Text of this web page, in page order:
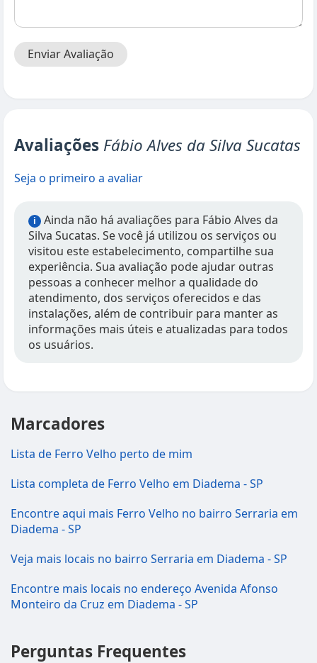
Enviar Avaliação
Avaliações Fábio Alves da Silva Sucatas
Seja o primeiro a avaliar
i
Ainda não há avaliações para Fábio Alves da
Silva Sucatas. Se você já utilizou os serviços ou
visitou este estabelecimento, compartilhe sua
experiência. Sua avaliação pode ajudar outras
pessoas a conhecer melhor a qualidade do
atendimento, dos serviços oferecidos e das
instalações, além de contribuir para manter as
informações mais úteis e atualizadas para todos
os usuários.
Marcadores
Lista de Ferro Velho perto de mim
Lista completa de Ferro Velho em Diadema - SP
Encontre aqui mais Ferro Velho no bairro Serraria em
Diadema - SP
Veja mais locais no bairro Serraria em Diadema - SP
Encontre mais locais no endereço Avenida Afonso
Monteiro da Cruz em Diadema - SP
Perguntas Frequentes